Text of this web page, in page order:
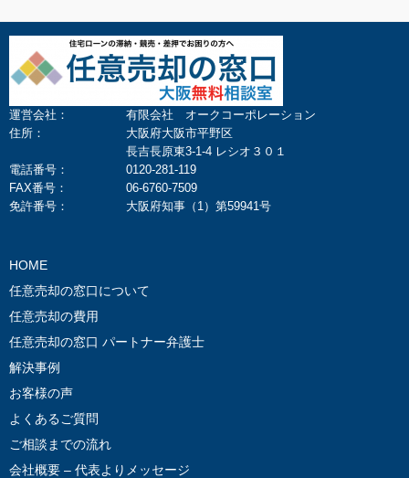
運営会社：
有限会社 オークコーポレーション
住所：
大阪府大阪市平野区
長吉長原東3-1-4 レシオ３０１
電話番号：
0120-281-119
FAX番号：
06-6760-7509
免許番号：
大阪府知事（1）第59941号
HOME
任意売却の窓口について
任意売却の費用
任意売却の窓口 パートナー弁護士
解決事例
お客様の声
よくあるご質問
ご相談までの流れ
会社概要 – 代表よりメッセージ